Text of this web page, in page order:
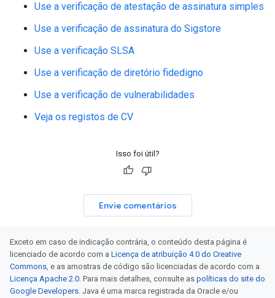
Use a verificação de atestação de assinatura simples
Use a verificação de assinatura do Sigstore
Use a verificação SLSA
Use a verificação de diretório fidedigno
Use a verificação de vulnerabilidades
Veja os registos de CV
Isso foi útil?
Envie comentários
Exceto em caso de indicação contrária, o conteúdo desta página é
licenciado de acordo com a Licença de atribuição 4.0 do Creative
Commons, e as amostras de código são licenciadas de acordo com a
Licença Apache 2.0. Para mais detalhes, consulte as políticas do site do
Google Developers. Java é uma marca registrada da Oracle e/ou